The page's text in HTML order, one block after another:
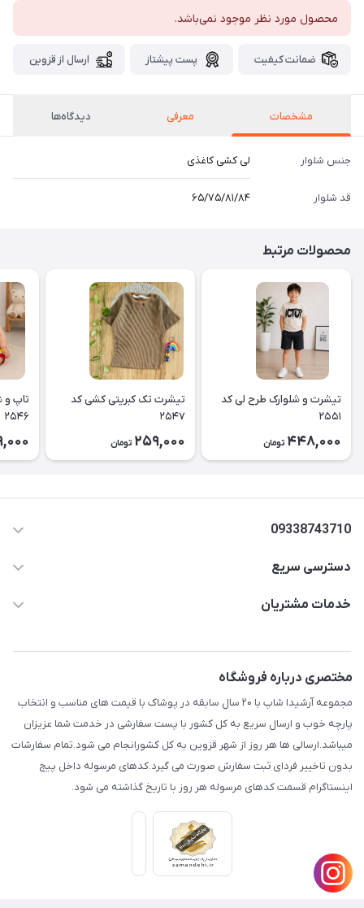
محصول مورد نظر موجود نمی‌باشد.
ضمانت کیفیت پست پیشتاز ارسال از قزوین
مشخصات معرفی دیدگاه‌ها
جنس شلوار لی کشی کاغذی
قد شلوار ۶۵/۷۵/۸۱/۸۴
محصولات مرتبط
تیشرت و شلوارک طرح لی کد
۲۵۵۱
448,000 تومان
تیشرت تک کبریتی کشی کد
۲۵۴۷
259,000 تومان
تاپ و
۲۵۴۶
09338743710
دسترسی سریع
حساب کاربری
لیست محصولات
درباره ما
تماس با ما
خدمات مشتریان
مختصری درباره فروشگاه
مجموعه آرشیدا شاپ با ۲۰ سال سابقه در پوشاک با قیمت های مناسب و انتخاب
پارچه خوب و ارسال سریع به کل کشور با پست سفارشی در خدمت شما عزیزان
میباشد.ارسالی ها هر روز از شهر قزوین به کل کشورانجام می شود.تمام سفارشات
بدون تاخییر فردای ثبت سفارش صورت می گیرد.کدهای مرسوله داخل پیج
اینستاگرام قسمت کدهای مرسوله هر روز با تاریخ گذاشته می شود.